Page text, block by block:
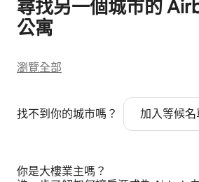
尋找另一個城市的
公⁠寓
瀏覽全部
找不到你的城市嗎？ 加入等候名
你是大樓業主嗎？